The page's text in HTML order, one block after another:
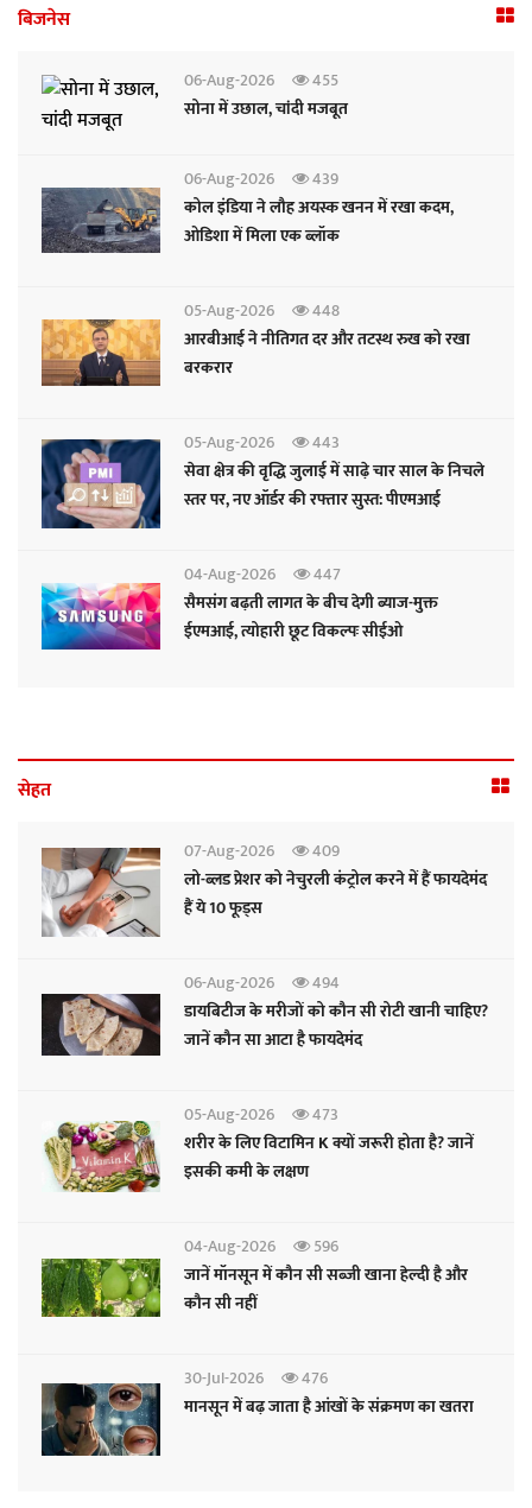
बिजनेस
06-Aug-2026
455
सोना में उछाल, चांदी मजबूत
06-Aug-2026
439
कोल इंडिया ने लौह अयस्क खनन में रखा कदम,
ओडिशा में मिला एक ब्लॉक
05-Aug-2026
448
आरबीआई ने नीतिगत दर और तटस्थ रुख को रखा
बरकरार
05-Aug-2026
443
सेवा क्षेत्र की वृद्धि जुलाई में साढ़े चार साल के निचले
स्तर पर, नए ऑर्डर की रफ्तार सुस्त: पीएमआई
04-Aug-2026
447
सैमसंग बढ़ती लागत के बीच देगी ब्याज-मुक्त
ईएमआई, त्योहारी छूट विकल्पः सीईओ
सेहत
07-Aug-2026
409
लो-ब्लड प्रेशर को नेचुरली कंट्रोल करने में हैं फायदेमंद
हैं ये 10 फूड्स
06-Aug-2026
494
डायबिटीज के मरीजों को कौन सी रोटी खानी चाहिए?
जानें कौन सा आटा है फायदेमंद
05-Aug-2026
473
शरीर के लिए विटामिन K क्यों जरूरी होता है? जानें
इसकी कमी के लक्षण
04-Aug-2026
596
जानें मॉनसून में कौन सी सब्जी खाना हेल्दी है और
कौन सी नहीं
30-Jul-2026
476
मानसून में बढ़ जाता है आंखों के संक्रमण का खतरा